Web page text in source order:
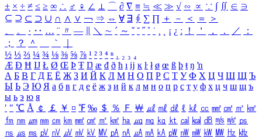
± × ÷ ≠ ≤ ≥ ∞ ∴ ♂ ♀ ∠ ⊥ ⌒ ∂ ∇ ≡ ≒ ≪ ≫ √ ∽ ∝ ∵ ∫ ∬ ∈ ∋
⊆ ⊇ ⊂ ⊃ ∪ ∩ ∧ ∨ ￢ ⇒ ⇔ ∀ ∃ ∮ ∑ ∏ ＋ － ＜ ＝
＞
、
。 · ‥ … ¨ 〃 ― ＼ ∼ ´ ～ ˇ ˘ ˝ ˚ ˙ ¸ ¡ ¿ ː ！ ＇ ， ． ／
：
；
？ ＾ ｀
½ ⅓ ⅔ ¼ ¾ ⅛ ⅜ ⅝ ⅞ ¹ ² ³ ⁴ ⁿ ₁ ₂ ₃ ₄
Æ Ð Ħ Ĳ Ł Ø Œ Þ Ŧ Ŋ æ đ ð ħ ı ĳ ĸ ŀ ł ø œ ß þ ŧ ŋ ŉ
А Б В Г Д Е Ё Ж З И Й К Л М Н О П Р С Т У Ф Х Ц Ч Ш Щ Ъ
Ы Ь Э Ю Я а б в г д е ё ж з и й к л м н о п р с т у ф х ц ч ш щ ъ
ы ь э ю я
′ ″ ℃ Å ￠ ￡ ￥ ¤ ℉ ‰ ＄ ％ Ｆ ￦ ㎕ ㎖ ㎗ ℓ ㎘ ㏄ ㎣ ㎤ ㎥ ㎦
㎙ ㎚ ㎛ ㎜ ㎝ ㎞ ㎟ ㎠ ㎡ ㎢ ㏊ ㎍ ㎎ ㎏ ㏏ ㎈ ㎉ ㏈ ㎧ ㎨ ㎰
㎱ ㎲ ㎳ ㎴ ㎵ ㎶ ㎷ ㎸ ㎹ ㎀ ㎁ ㎂ ㎃ ㎄ ㎺ ㎻ ㎽ ㎾ ㎿ ㎐ ㎑